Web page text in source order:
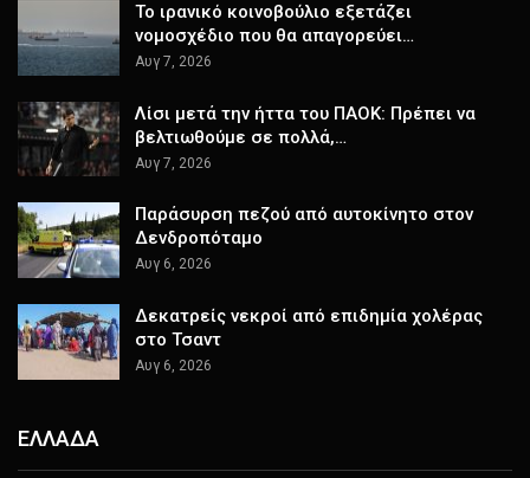
Το ιρανικό κοινοβούλιο εξετάζει
νομοσχέδιο που θα απαγορεύει…
Αυγ 7, 2026
Λίσι μετά την ήττα του ΠΑΟΚ: Πρέπει να
βελτιωθούμε σε πολλά,…
Αυγ 7, 2026
Παράσυρση πεζού από αυτοκίνητο στον
Δενδροπόταμο
Αυγ 6, 2026
Δεκατρείς νεκροί από επιδημία χολέρας
στο Τσαντ
Αυγ 6, 2026
ΕΛΛΑΔΑ